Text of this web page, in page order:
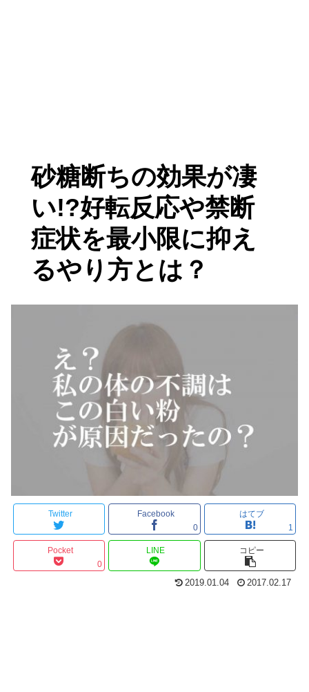
砂糖断ちの効果が凄
い!?好転反応や禁断
症状を最小限に抑え
るやり方とは？
Twitter
Facebook
0
はてブ
1
Pocket
0
LINE コピー
2019.01.04 2017.02.17